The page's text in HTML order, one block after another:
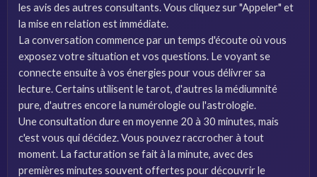
les avis des autres consultants. Vous cliquez sur "Appeler" et
la mise en relation est immédiate.
La conversation commence par un temps d'écoute où vous
exposez votre situation et vos questions. Le voyant se
connecte ensuite à vos énergies pour vous délivrer sa
lecture. Certains utilisent le tarot, d'autres la médiumnité
pure, d'autres encore la numérologie ou l'astrologie.
Une consultation dure en moyenne 20 à 30 minutes, mais
c'est vous qui décidez. Vous pouvez raccrocher à tout
moment. La facturation se fait à la minute, avec des
premières minutes souvent offertes pour découvrir le